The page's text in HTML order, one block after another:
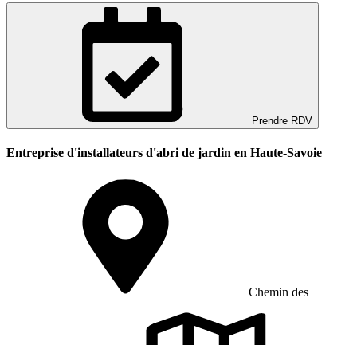
Prendre RDV
Entreprise d'installateurs d'abri de jardin en Haute-Savoie
Chemin des